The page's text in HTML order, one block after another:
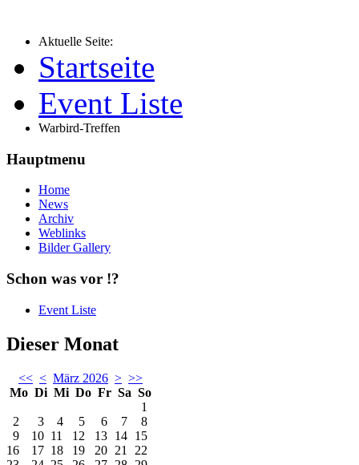
Aktuelle Seite:
Startseite
Event Liste
Warbird-Treffen
Hauptmenu
Home
News
Archiv
Weblinks
Bilder Gallery
Schon was vor !?
Event Liste
Dieser Monat
<< < März 2026 > >>
Mo Di Mi Do Fr Sa So
1
2
3 4 5 6 7
8
9
10 11 12 13 14 15
16
17 18 19 20 21
22